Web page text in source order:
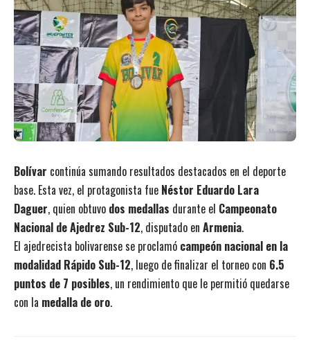
Bolívar continúa sumando resultados destacados en el deporte
base. Esta vez, el protagonista fue Néstor Eduardo Lara
Daguer, quien obtuvo dos medallas durante el Campeonato
Nacional de Ajedrez Sub-12, disputado en Armenia.
El ajedrecista bolivarense se proclamó campeón nacional en la
modalidad Rápido Sub-12, luego de finalizar el torneo con 6.5
puntos de 7 posibles, un rendimiento que le permitió quedarse
con la medalla de oro.